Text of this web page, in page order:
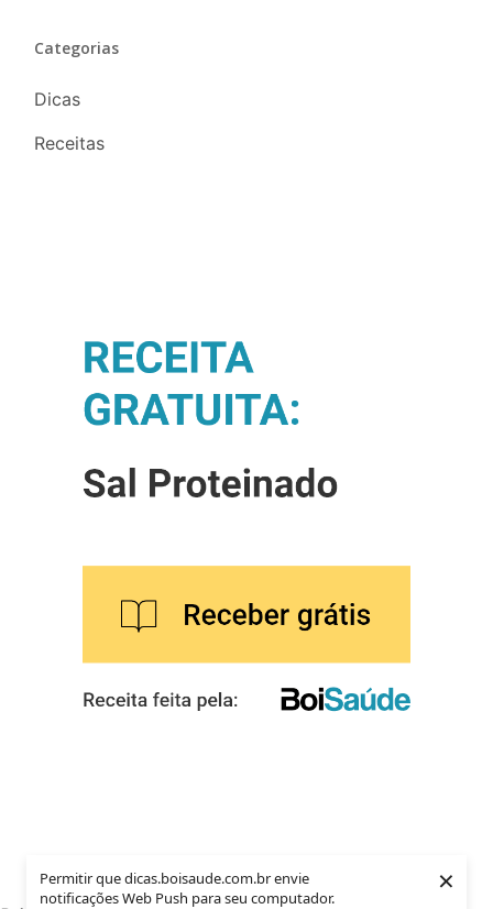
Permitir que dicas.boisaude.com.br envie
notificações Web Push para seu computador.
×
Categorias
Dicas
Receitas